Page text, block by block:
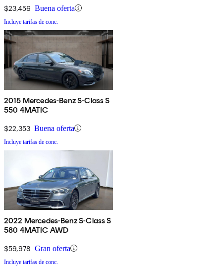
$23,456 Buena oferta
Incluye tarifas de conc.
2015 Mercedes-Benz S-Class S
550 4MATIC
$22,353 Buena oferta
Incluye tarifas de conc.
2022 Mercedes-Benz S-Class S
580 4MATIC AWD
$59,978 Gran oferta
Incluye tarifas de conc.